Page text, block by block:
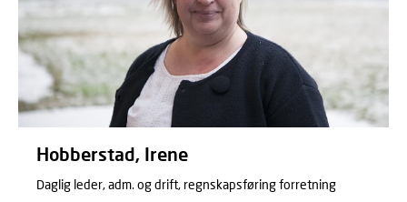
Hobberstad, Irene
Daglig leder, adm. og drift, regnskapsføring forretning